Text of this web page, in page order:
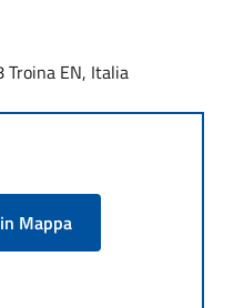
Troina EN, Italia
Mappa